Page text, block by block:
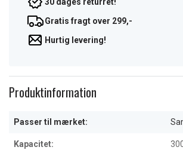
Gratis fragt over 299,-
Hurtig levering!
Produktinformation
Passer til mærket:
Kapacitet: